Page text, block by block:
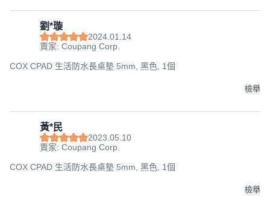
劉*璇
2024.01.14
賣家: Coupang Corp.
COX CPAD 生活防水長桌墊 5mm, 黑色, 1個
檢舉
黃*民
2023.05.10
賣家: Coupang Corp.
COX CPAD 生活防水長桌墊 5mm, 黑色, 1個
檢舉